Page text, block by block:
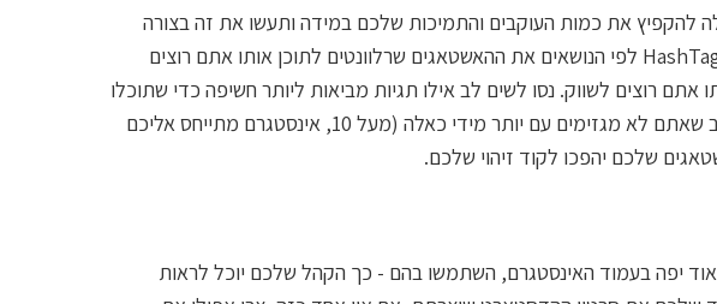
להקפיץ את כמות העוקבים והתמיכות שלכם במידה ותעשו את זה בצורה
נכונה. נסו לחפש באפליקציה החינמית HashTags לפי הנושאים את ההאשטאגים שרלוונטים לתוכן אותו אתם רוצים
רוצים לשווק. נסו לשים לב אילו תגיות מביאות ליותר חשיפה כדי שתוכלו
להקל על העבודה שלכם בעתיד ושימו לב שאתם לא מגזימים עם יותר מידי כאלה (מעל 10, אינסטגרם מתייחס אליכם
שלכם יהפכו לקוד זיהוי שלכם.
יפה בעמוד האינסטגרם, השתמשו בהם - כך הקהל שלכם יוכל לראות